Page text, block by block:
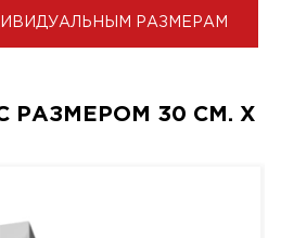
РАЗМЕРАМ
РАЗМЕРОМ 30 СМ. X